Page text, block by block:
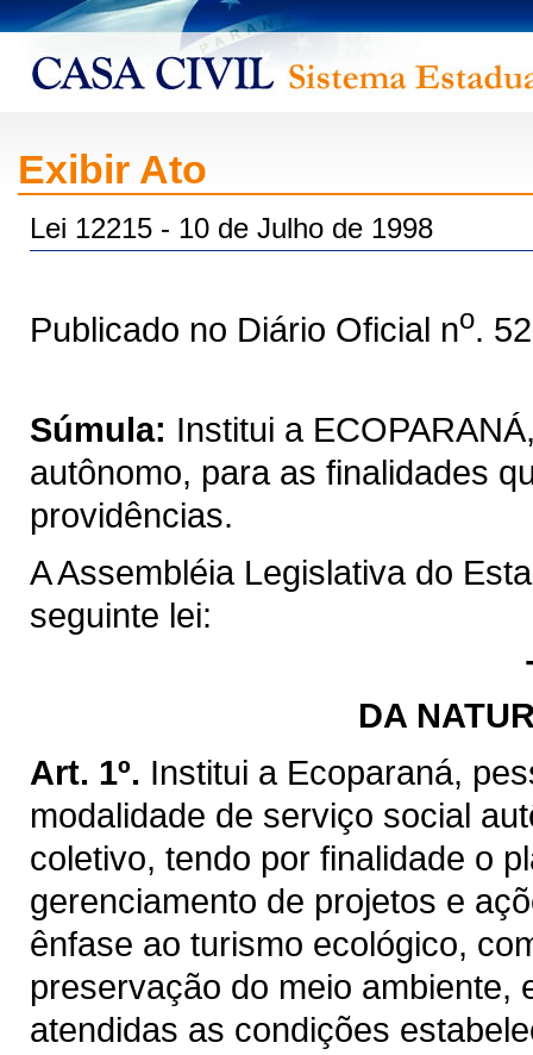
Exibir Ato
Lei 12215 - 10 de Julho de 1998
Publicado no Diário Oficial no.
Súmula: Institui a
autônomo, para as finalidades
providências.
A Assembléia Legislativa do
seguinte lei:
DA
Art. 1º. Institui a Ecoparaná,
modalidade de serviço social
coletivo, tendo por finalidade o
gerenciamento de projetos e
ênfase ao turismo ecológico,
preservação do meio ambiente,
atendidas as condições